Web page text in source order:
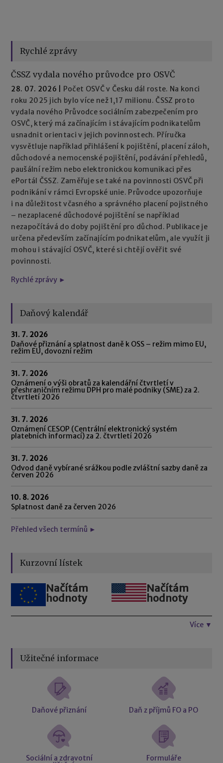
Rychlé zprávy
ČSSZ vydala nového průvodce pro OSVČ
28. 07. 2026
Počet OSVČ v Česku dál roste. Na konci
roku 2025 jich bylo více než 1,17 milionu. ČSSZ proto
vydala nového Průvodce sociálním zabezpečením pro
OSVČ, který má začínajícím i stávajícím podnikatelům
usnadnit orientaci v jejich povinnostech. Příručka
vysvětluje například přihlášení k pojištění, placení záloh,
důchodové a nemocenské pojištění, podávání přehledů,
paušální režim nebo elektronickou komunikaci přes
ePortál ČSSZ. Zaměřuje se také na povinnosti OSVČ při
podnikání v rámci Evropské unie. Průvodce upozorňuje
i na důležitost včasného a správného placení pojistného
– nezaplacené důchodové pojištění se například
nezapočítává do doby pojištění pro důchod. Publikace je
určena především začínajícím podnikatelům, ale využít ji
mohou i stávající OSVČ, které si chtějí ověřit své
povinnosti.
Rychlé zprávy ►
Daňový kalendář
31. 7. 2026
Daňové přiznání a splatnost daně k OSS – režim mimo EU,
režim EU, dovozní režim
31. 7. 2026
Oznámení o výši obratů za kalendářní čtvrtletí v
přeshraničním režimu DPH pro malé podniky (SME) za 2.
čtvrtletí 2026
31. 7. 2026
Oznámení CESOP (Centrální elektronický systém
platebních informací) za 2. čtvrtletí 2026
31. 7. 2026
Odvod daně vybírané srážkou podle zvláštní sazby daně za
červen 2026
10. 8. 2026
Splatnost daně za červen 2026
Přehled všech termínů ►
Kurzovní lístek
Načítám
hodnoty
Načítám
hodnoty
Více ▼
Užitečné informace
Daňové přiznání Daň z příjmů FO a PO
Sociální a zdravotní Formuláře